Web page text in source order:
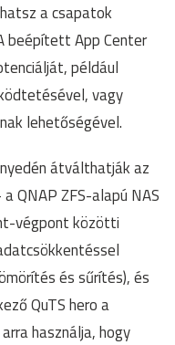
a csapatok
beépített App Center
például
vagy
lehetőségével.
átválthatják az
QNAP ZFS-alapú NAS
végpont közötti
és sűrítés), és
QuTS hero a
használja, hogy